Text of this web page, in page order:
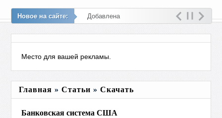
Новое на сайте: Добавлена в библиотеку
Место для вашей рекламы.
Главная »Статьи »Скачать
Банковская система США